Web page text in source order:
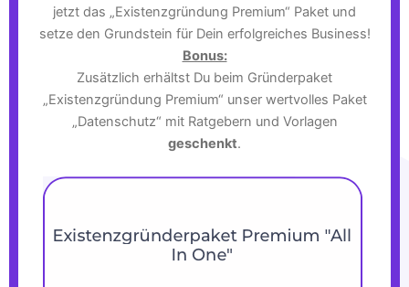
jetzt das „Existenzgründung Premium“ Paket und
setze den Grundstein für Dein erfolgreiches Business!
Bonus:
Zusätzlich erhältst Du beim Gründerpaket
„Existenzgründung Premium“ unser wertvolles Paket
„Datenschutz“ mit Ratgebern und Vorlagen
geschenkt.